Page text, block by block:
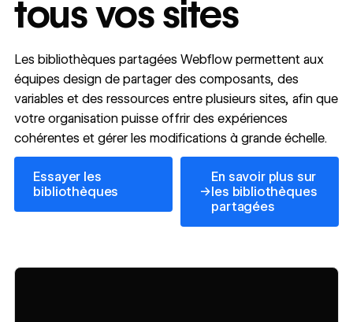
tous vos sites
Les bibliothèques partagées Webflow permettent aux
équipes design de partager des composants, des
variables et des ressources entre plusieurs sites, afin que
votre organisation puisse offrir des expériences
cohérentes et gérer les modifications à grande échelle.
Essayer les
bibliothèques
Essayer les bibliothèques
→
En savoir plus sur
les bibliothèques
partagées